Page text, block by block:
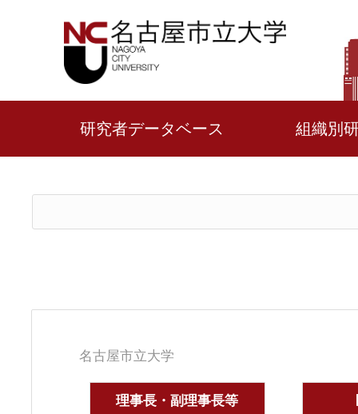
研究者データベース 組織別
名古屋市立大学
理事長・副理事長等